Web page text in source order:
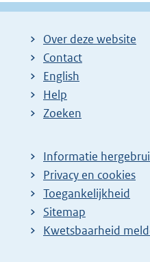
Over deze website
Contact
English
Help
Zoeken
Informatie
Privacy en cookies
Toegankelijkheid
Sitemap
E
Kwetsbaarheid